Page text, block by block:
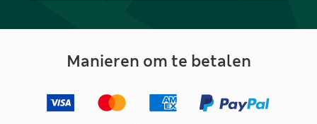
Manieren om te betalen